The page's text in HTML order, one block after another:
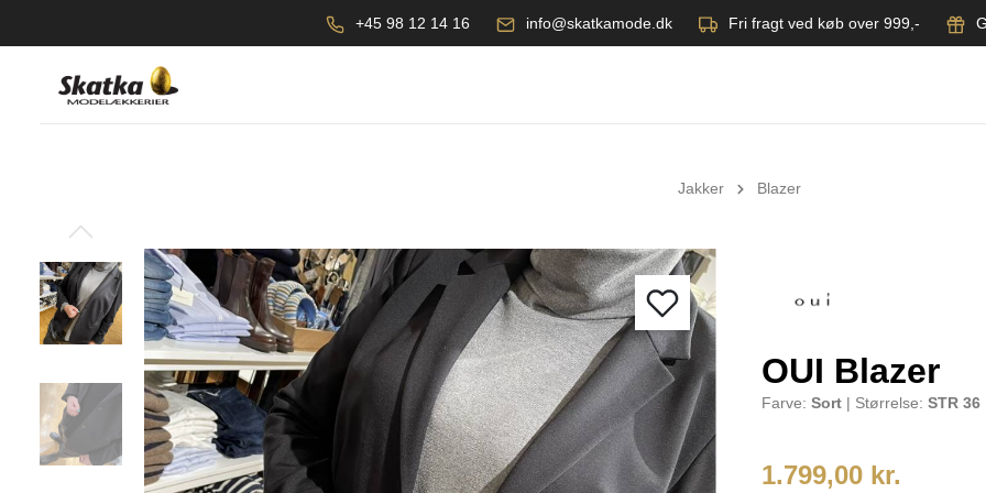
+45 98 12 14 16 info@skatkamode.dk Fri fragt ved køb over 999,-
Jakker Blazer
OUI Blazer
Farve: Sort | Størrelse: STR 36
1.799,00 kr.